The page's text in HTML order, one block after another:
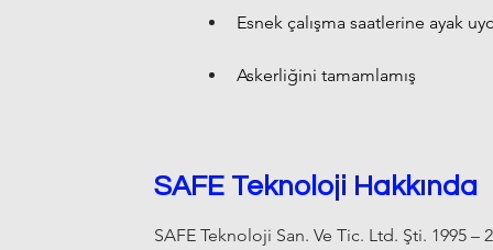
Esnek çalışma saatlerine ayak
Askerliğini tamamlamış
SAFE Teknoloji Hakkında
SAFE Teknoloji San. Ve Tic. Ltd. Şti. 1995 –